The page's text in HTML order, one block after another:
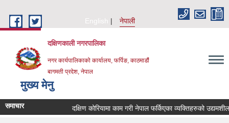
English
नेपाली
दक्षिणकाली नगरपालिका
नगर कार्यपालिकाको कार्यालय, फर्पिङ, काठमाडौं
बागमती प्रदेश, नेपाल
मुख्य मेनु
समाचार दक्षिण कोरियामा काम गरी नेपाल फर्किएका व्यक्तिहरुको